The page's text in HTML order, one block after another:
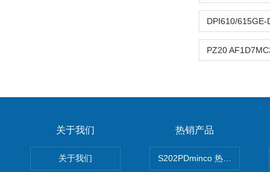
关于我们
关于我们
热销产品
S202PDminco 热电阻